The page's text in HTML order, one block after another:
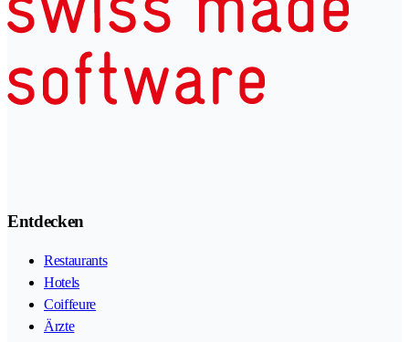
Entdecken
Restaurants
Hotels
Coiffeure
Ärzte